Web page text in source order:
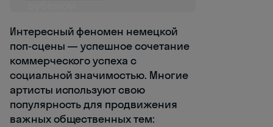
Интересный феномен немецкой
поп-сцены — успешное сочетание
коммерческого успеха с
социальной значимостью. Многие
артисты используют свою
популярность для продвижения
важных общественных тем: